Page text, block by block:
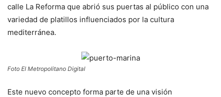
calle La Reforma que abrió sus puertas al público con una
variedad de platillos influenciados por la cultura
mediterránea.
Foto El Metropolitano Digital
Este nuevo concepto forma parte de una visión